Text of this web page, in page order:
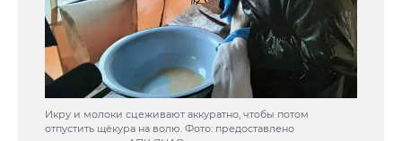
Икру и молоки сцеживают аккуратно, чтобы потом
отпустить щёкура на волю. Фото: предоставлено